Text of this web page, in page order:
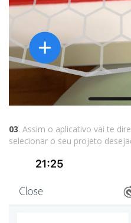
03. Assim o aplicativo vai te
selecionar o seu projeto